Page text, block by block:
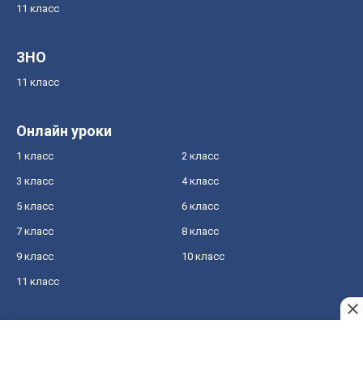
11 класс
ЗНО
11 класс
Онлайн уроки
1 класс 2 класс
3 класс 4 класс
5 класс 6 класс
7 класс 8 класс
9 класс 10 класс
11 класс